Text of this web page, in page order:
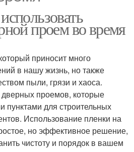
проем во время
приносит много
в нашу жизнь, но также
пыли, грязи и хаоса.
дверных проемов, которые
пунктами для строительных
Использование пленки на
но эффективное решение,
чистоту и порядок в вашем